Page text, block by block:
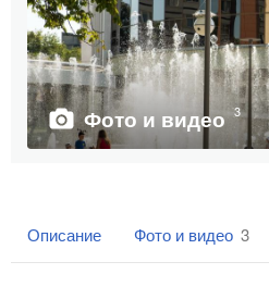
Фото и видео 3
Описание Фото и видео 3